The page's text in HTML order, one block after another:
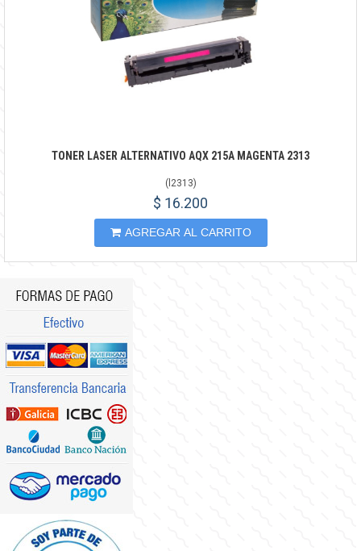
TONER LASER ALTERNATIVO AQX 215A MAGENTA 2313
(l2313)
$ 16.200
AGREGAR AL CARRITO